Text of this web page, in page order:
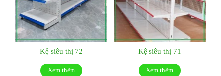
Kệ siêu thị 72
Xem thêm
Kệ siêu thị 71
Xem thêm